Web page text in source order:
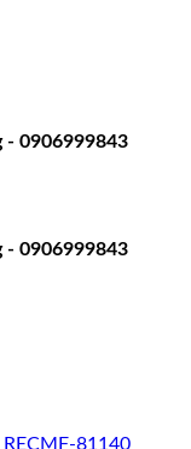
- 0906999843
- 0906999843